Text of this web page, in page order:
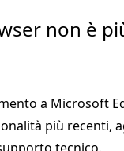
non è
a Microsoft
più recenti,